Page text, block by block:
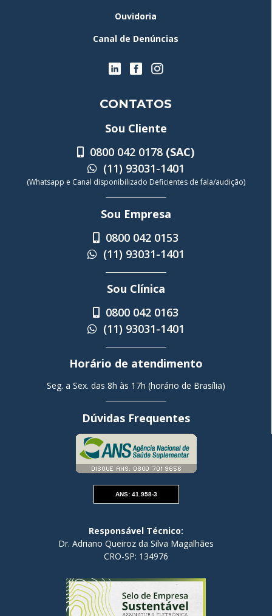
Ouvidoria
Canal de Denúncias
CONTATOS
Sou Cliente
0800 042 0178 (SAC)
(11) 93031-1401
(Whatsapp e Canal disponibilizado Deficientes de fala/audição)
Sou Empresa
0800 042 0153
(11) 93031-1401
Sou Clínica
0800 042 0163
(11) 93031-1401
Horário de atendimento
Seg. a Sex. das 8h às 17h (horário de Brasília)
Dúvidas Frequentes
ANS: 41.958-3
Responsável Técnico:
Dr. Adriano Queiroz da Silva Magalhães
CRO-SP: 134976